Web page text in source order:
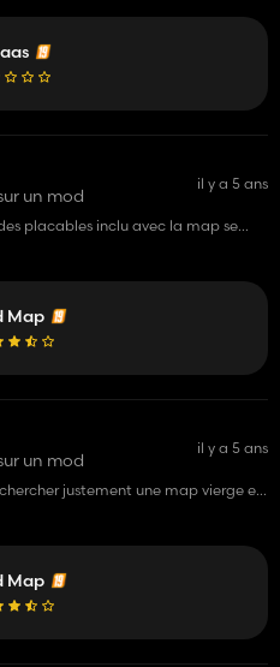
un mod
il y a 5 ans
placables inclu avec la map se
a faire ça
Map
un mod
il y a 5 ans
justement une map vierge et
Map